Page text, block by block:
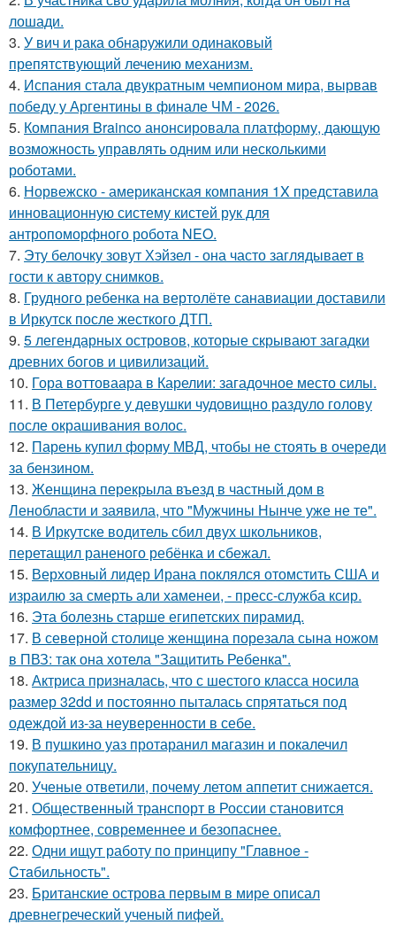
лошади.
3. У вич и рака обнаружили одинаковый
препятствующий лечению механизм.
4. Испания стала двукратным чемпионом мира, вырвав
победу у Аргентины в финале ЧМ - 2026.
5. Компания Brainco анонсировала платформу, дающую
возможность управлять одним или несколькими
роботами.
6. Норвежско - американская компания 1X представила
инновационную систему кистей рук для
антропоморфного робота NEO.
7. Эту белочку зовут Хэйзел - она часто заглядывает в
гости к автору снимков.
8. Грудного ребенка на вертолёте санавиации доставили
в Иркутск после жесткого ДТП.
9. 5 легендарных островов, которые скрывают загадки
древних богов и цивилизаций.
10. Гора воттоваара в Карелии: загадочное место силы.
11. В Петербурге у девушки чудовищно раздуло голову
после окрашивания волос.
12. Парень купил форму МВД, чтобы не стоять в очереди
за бензином.
13. Женщина перекрыла въезд в частный дом в
Ленобласти и заявила, что "Мужчины Нынче уже не те".
14. В Иркутске водитель сбил двух школьников,
перетащил раненого ребёнка и сбежал.
15. Верховный лидер Ирана поклялся отомстить США и
израилю за смерть али хаменеи, - пресс-служба ксир.
16. Эта болезнь старше египетских пирамид.
17. В северной столице женщина порезала сына ножом
в ПВЗ: так она хотела "Защитить Ребенка".
18. Актриса призналась, что с шестого класса носила
размер 32dd и постоянно пыталась спрятаться под
одеждой из-за неуверенности в себе.
19. В пушкино уаз протаранил магазин и покалечил
покупательницу.
20. Ученые ответили, почему летом аппетит снижается.
21. Общественный транспорт в России становится
комфортнее, современнее и безопаснее.
22. Одни ищут работу по принципу "Глaвноe -
Cтaбильность".
23. Британские острова первым в мире описал
древнегреческий ученый пифей.